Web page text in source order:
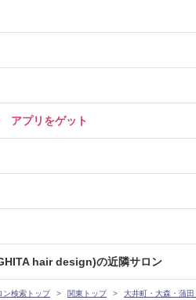
アプリをゲット
hair design)の近隣サロン
ン検索トップ 関東トップ 大井町・大森・蒲